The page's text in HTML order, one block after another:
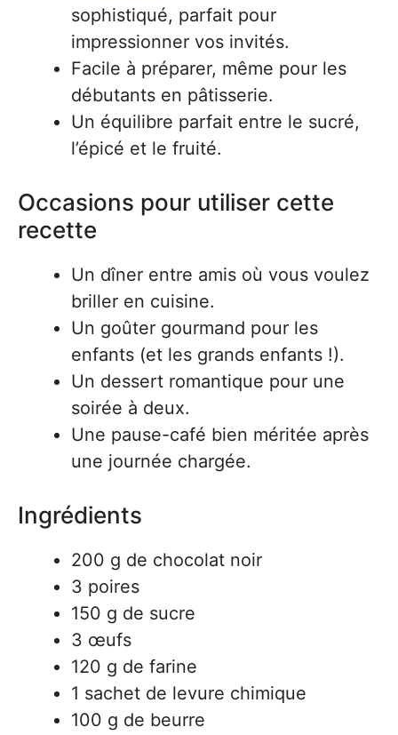
sophistiqué, parfait pour
impressionner vos invités.
Facile à préparer, même pour les
débutants en pâtisserie.
Un équilibre parfait entre le sucré,
l’épicé et le fruité.
Occasions pour utiliser cette
recette
Un dîner entre amis où vous voulez
briller en cuisine.
Un goûter gourmand pour les
enfants (et les grands enfants !).
Un dessert romantique pour une
soirée à deux.
Une pause-café bien méritée après
une journée chargée.
Ingrédients
200 g de chocolat noir
3 poires
150 g de sucre
3 œufs
120 g de farine
1 sachet de levure chimique
100 g de beurre